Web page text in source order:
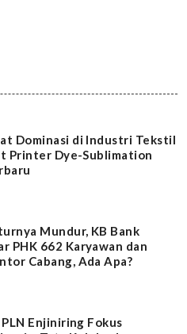
Dominasi di Industri Tekstil
Printer Dye-Sublimation
Mundur, KB Bank
PHK 662 Karyawan dan
Cabang, Ada Apa?
Enjiniring Fokus